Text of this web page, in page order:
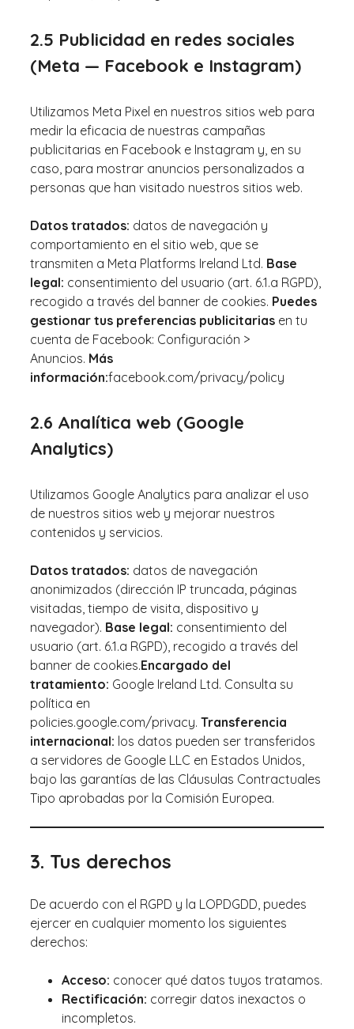
2.5 Publicidad en redes sociales
(Meta — Facebook e Instagram)
Utilizamos Meta Pixel en nuestros sitios web para
medir la eficacia de nuestras campañas
publicitarias en Facebook e Instagram y, en su
caso, para mostrar anuncios personalizados a
personas que han visitado nuestros sitios web.
Datos tratados: datos de navegación y
comportamiento en el sitio web, que se
transmiten a Meta Platforms Ireland Ltd. Base
legal: consentimiento del usuario (art. 6.1.a RGPD),
recogido a través del banner de cookies. Puedes
gestionar tus preferencias publicitarias en tu
cuenta de Facebook: Configuración >
Anuncios. Más
información:facebook.com/privacy/policy
2.6 Analítica web (Google
Analytics)
Utilizamos Google Analytics para analizar el uso
de nuestros sitios web y mejorar nuestros
contenidos y servicios.
Datos tratados: datos de navegación
anonimizados (dirección IP truncada, páginas
visitadas, tiempo de visita, dispositivo y
navegador). Base legal: consentimiento del
usuario (art. 6.1.a RGPD), recogido a través del
banner de cookies.Encargado del
tratamiento: Google Ireland Ltd. Consulta su
política en
policies.google.com/privacy. Transferencia
internacional: los datos pueden ser transferidos
a servidores de Google LLC en Estados Unidos,
bajo las garantías de las Cláusulas Contractuales
Tipo aprobadas por la Comisión Europea.
3. Tus derechos
De acuerdo con el RGPD y la LOPDGDD, puedes
ejercer en cualquier momento los siguientes
derechos:
Acceso: conocer qué datos tuyos tratamos.
Rectificación: corregir datos inexactos o
incompletos.